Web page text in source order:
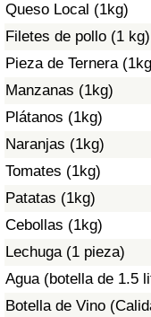
Queso Local (1kg)
Filetes de pollo (1 kg)
Pieza de Ternera
Manzanas (1kg)
Plátanos (1kg)
Naranjas (1kg)
Tomates (1kg)
Patatas (1kg)
Cebollas (1kg)
Lechuga (1 pieza)
Agua (botella de 1.5
Botella de Vino
Índice de Sanidad
Índice de Sanidad
Contaminación
Índice de
Índice de
Índice de
Tráfico